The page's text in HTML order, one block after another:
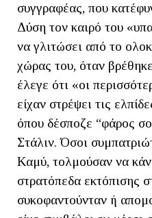
συγγραφέας, που
Δύση τον καιρό του
να γλιτώσει από το
χώρας του, όταν
έλεγε ότι «οι
είχαν στρέψει τις
όπου δέσποζε “φάρος
Στάλιν. Όσοι
Καμύ, τολμούσαν να
στρατόπεδα εκτόπισης
συκοφαντούνταν ή